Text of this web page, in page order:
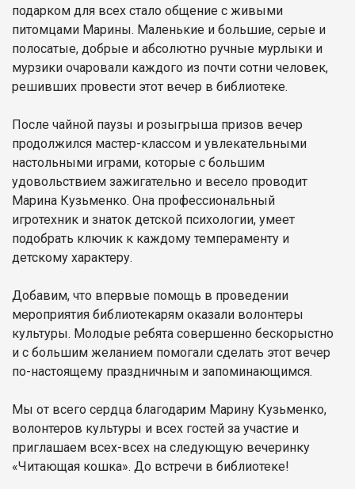
подарком для всех стало общение с живыми
питомцами Марины. Маленькие и большие, серые и
полосатые, добрые и абсолютно ручные мурлыки и
мурзики очаровали каждого из почти сотни человек,
решивших провести этот вечер в библиотеке.
После чайной паузы и розыгрыша призов вечер
продолжился мастер-классом и увлекательными
настольными играми, которые с большим
удовольствием зажигательно и весело проводит
Марина Кузьменко. Она профессиональный
игротехник и знаток детской психологии, умеет
подобрать ключик к каждому темпераменту и
детскому характеру.
Добавим, что впервые помощь в проведении
мероприятия библиотекарям оказали волонтеры
культуры. Молодые ребята совершенно бескорыстно
и с большим желанием помогали сделать этот вечер
по-настоящему праздничным и запоминающимся.
Мы от всего сердца благодарим Марину Кузьменко,
волонтеров культуры и всех гостей за участие и
приглашаем всех-всех на следующую вечеринку
«Читающая кошка». До встречи в библиотеке!